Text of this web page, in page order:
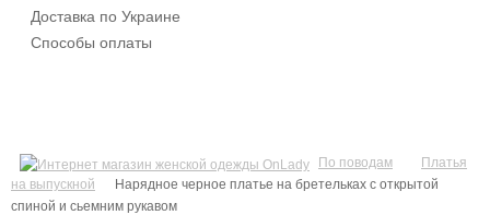
Доставка по Украине
Способы оплаты
По поводам
Платья
на выпускной
Нарядное черное платье на бретельках с открытой
спиной и сьемним рукавом